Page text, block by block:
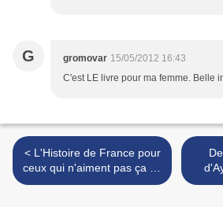
G gromovar 15/05/2012 16:43
C'est LE livre pour ma femme. Belle
< L'Histoire de France pour
ceux qui n'aiment pas ça de
Catherine Dufour